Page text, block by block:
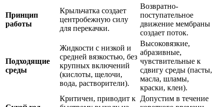
Принцип
работы
Крыльчатка создает
центробежную силу
для перекачки.
Возвратно-
поступательное
движение мембраны
создает поток.
Подходящие
среды
Жидкости с низкой и
средней вязкостью, без
крупных включений
(кислоты, щелочи,
вода, растворители).
Высоковязкие,
абразивные,
чувствительные к
сдвигу среды (пасты,
масла, шламы,
краски, клеи).
Критичен, приводит к Допустим в течение